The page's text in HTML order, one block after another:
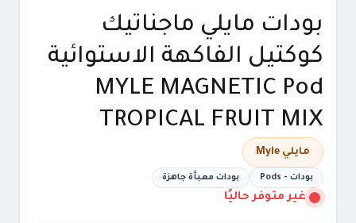
بودات مايلي ماجناتيك
كوكتيل الفاكهة الاستوائية
MYLE MAGNETIC Pod
TROPICAL FRUIT MIX
مايلي Myle
بودات - Pods بودات معبأة جاهزة
غير متوفر حاليًا